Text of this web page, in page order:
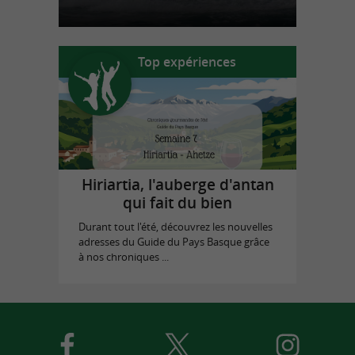
Top expériences
Hiriartia, l'auberge d'antan
qui fait du bien
Durant tout l'été, découvrez les nouvelles
adresses du Guide du Pays Basque grâce
à nos chroniques ...